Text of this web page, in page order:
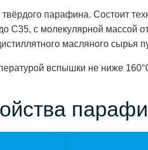
парафина. Состоит
С35, с молекулярной массой
масляного сырья
вспышки не ниже